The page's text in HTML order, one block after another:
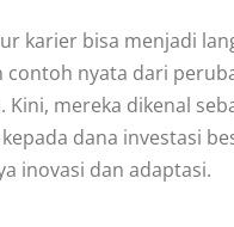
karier bisa menjadi
contoh nyata dari
mereka dikenal
dana investasi
inovasi dan adaptasi.